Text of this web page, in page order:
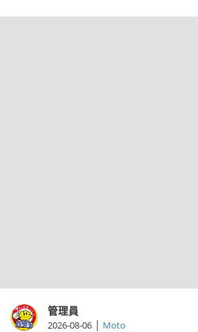
管理員
2026-08-06 | Moto